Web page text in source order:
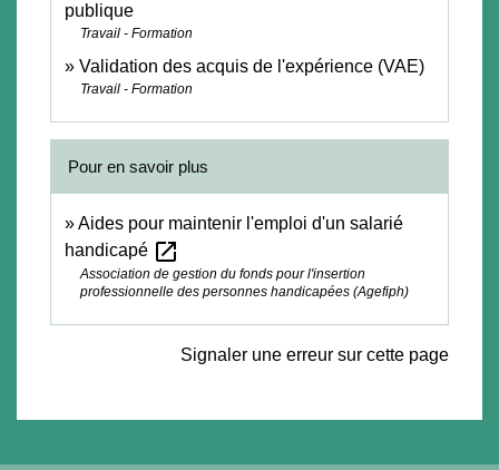
publique
Travail - Formation
Validation des acquis de l'expérience (VAE)
Travail - Formation
Pour en savoir plus
Aides pour maintenir l'emploi d'un salarié
handicapé open_in_new
Association de gestion du fonds pour l'insertion
professionnelle des personnes handicapées (Agefiph)
Signaler une erreur sur cette page